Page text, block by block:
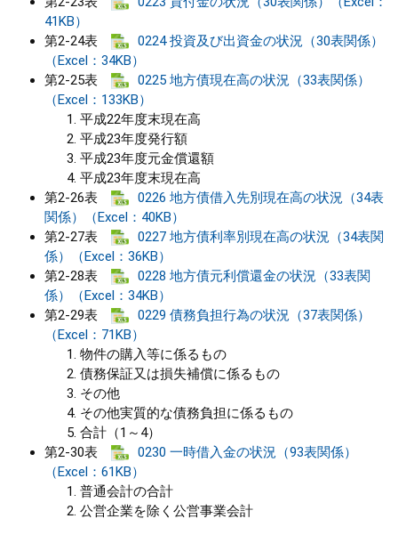
41KB）
第2-24表
0224 投資及び出資金の状況（30表関係）
（Excel：34KB）
第2-25表
0225 地方債現在高の状況（33表関係）
（Excel：133KB）
平成22年度末現在高
平成23年度発行額
平成23年度元金償還額
平成23年度末現在高
第2-26表
0226 地方債借入先別現在高の状況（34表
関係）（Excel：40KB）
第2-27表
0227 地方債利率別現在高の状況（34表関
係）（Excel：36KB）
第2-28表
0228 地方債元利償還金の状況（33表関
係）（Excel：34KB）
第2-29表
0229 債務負担行為の状況（37表関係）
（Excel：71KB）
物件の購入等に係るもの
債務保証又は損失補償に係るもの
その他
その他実質的な債務負担に係るもの
合計（1～4）
第2-30表
0230 一時借入金の状況（93表関係）
（Excel：61KB）
普通会計の合計
公営企業を除く公営事業会計